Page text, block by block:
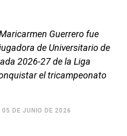
Guerrero fue
de Universitario de
2026-27 de la Liga
el tricampeonato
05 DE JUNIO DE 2026